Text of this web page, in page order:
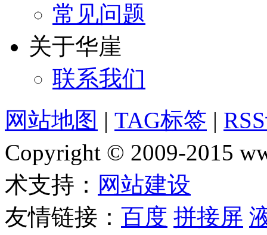
常见问题
关于华崖
联系我们
网站地图 | TAG标签 |
Copyright © 2009-2015
术支持： 网站建设
友情链接： 百度 拼接屏